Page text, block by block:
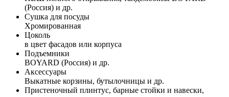
(Россия) и др.
Сушка для посуды
Хромированная
Цоколь
в цвет фасадов или корпуса
Подъемники
BOYARD (Россия) и др.
Аксессуары
Выкатные корзины, бутылочницы и др.
Пристеночный плинтус, барные стойки и навески,